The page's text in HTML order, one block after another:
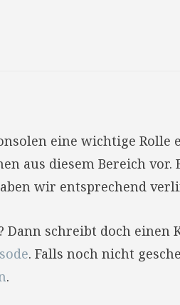
eine wichtige Rolle
aus diesem Bereich vor.
wir entsprechend
Dann schreibt doch einen
. Falls noch nicht
.